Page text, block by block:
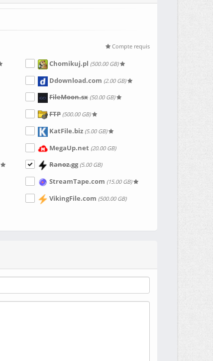
Compte requis
Chomikuj.pl (500.00 GB)
Ddownload.com (2.00 GB)
FileMoon.sx (50.00 GB)
FTP (500.00 GB)
KatFile.biz (5.00 GB)
MegaUp.net (20.00 GB)
Ranoz.gg (5.00 GB)
StreamTape.com (15.00 GB)
VikingFile.com (500.00 GB)